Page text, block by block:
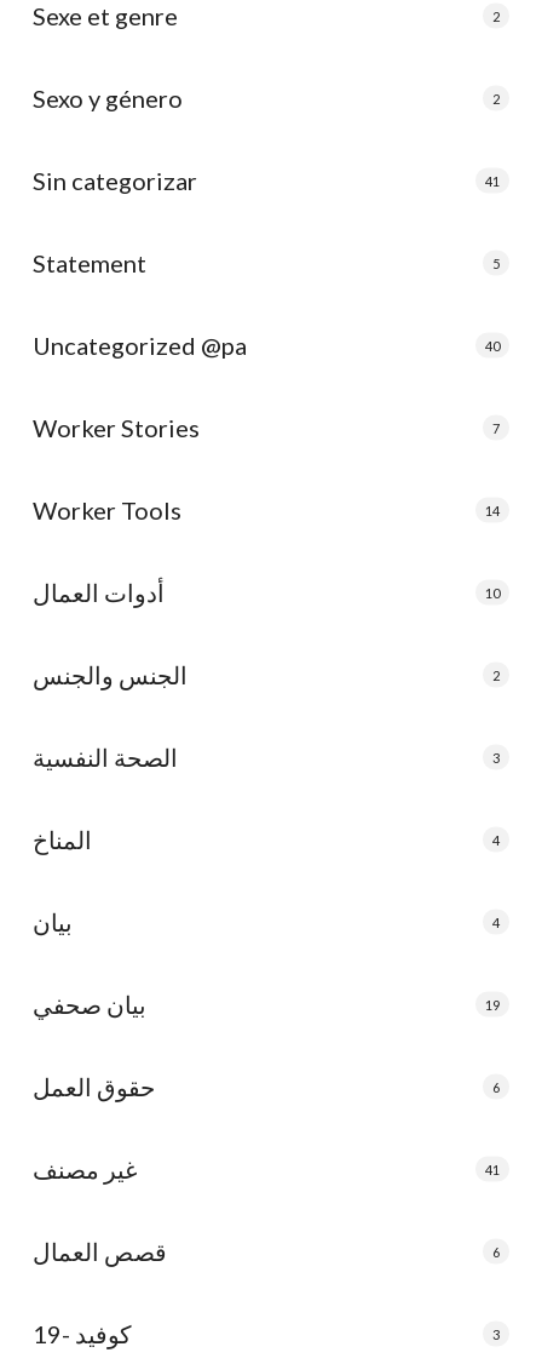
Sexe et genre 2
Sexo y género 2
Sin categorizar 41
Statement 5
Uncategorized @pa 40
Worker Stories 7
Worker Tools 14
أدوات العمال 10
الجنس والجنس 2
الصحة النفسية 3
المناخ 4
بيان 4
بيان صحفي 19
حقوق العمل 6
غير مصنف 41
قصص العمال 6
كوفيد -19 3